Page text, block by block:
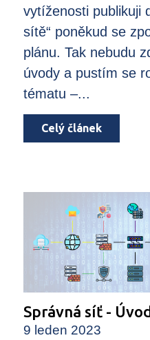
vytíženosti publikuji
sítě“ poněkud se
plánu. Tak nebudu
úvody a pustím se
tématu –...
Celý článek
Správná síť -
9 leden 2023